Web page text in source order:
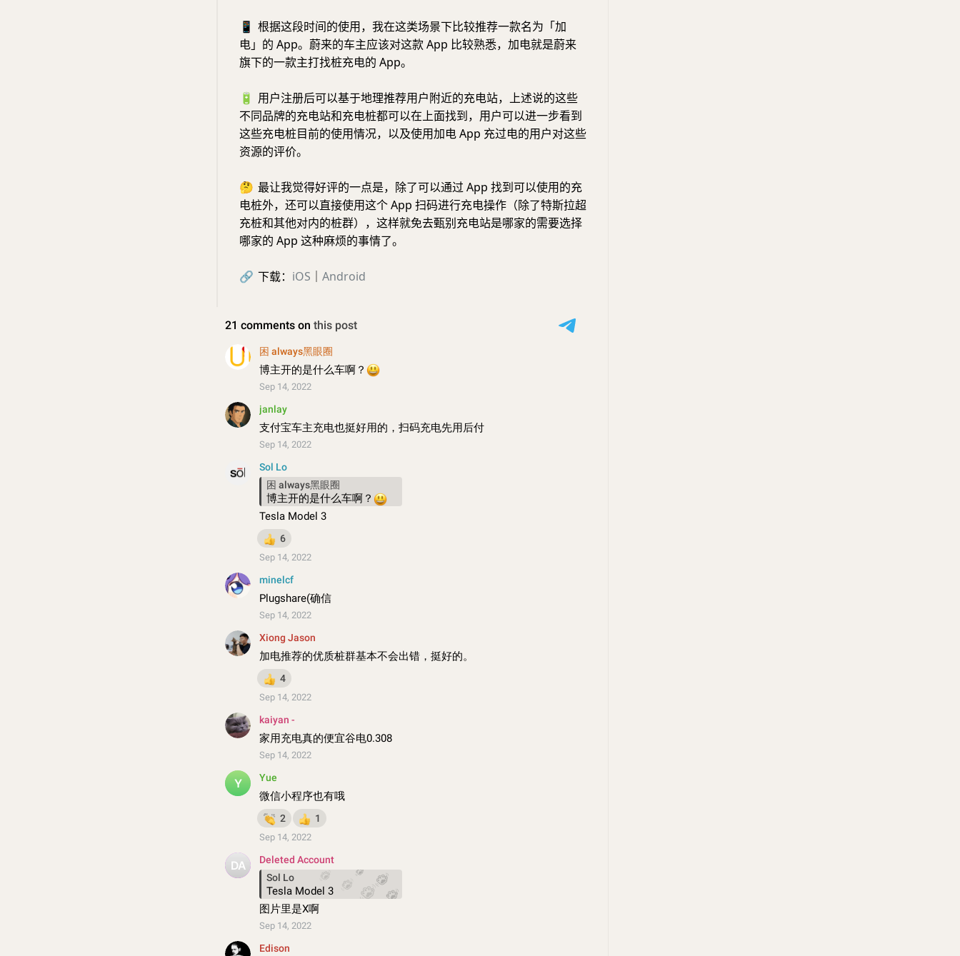
📱 根据这段时间的使用，我在这类场景下比较推荐一款名为「加
电」的 App。蔚来的车主应该对这款 App 比较熟悉，加电就是蔚来
旗下的一款主打找桩充电的 App。
🔋 用户注册后可以基于地理推荐用户附近的充电站，上述说的这些
不同品牌的充电站和充电桩都可以在上面找到，用户可以进一步看到
这些充电桩目前的使用情况，以及使用加电 App 充过电的用户对这些
资源的评价。
🤔 最让我觉得好评的一点是，除了可以通过 App 找到可以使用的充
电桩外，还可以直接使用这个 App 扫码进行充电操作（除了特斯拉超
充桩和其他对内的桩群），这样就免去甄别充电站是哪家的需要选择
哪家的 App 这种麻烦的事情了。
🔗 下载： iOS Android